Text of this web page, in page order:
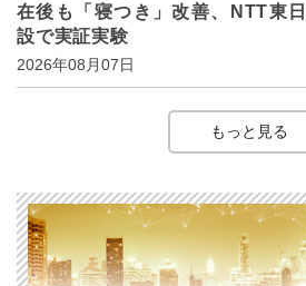
在後も「寝つき」改善、NTT東
設で実証実験
2026年08月07日
もっと見る